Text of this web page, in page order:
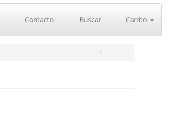
Contacto Buscar Carrito